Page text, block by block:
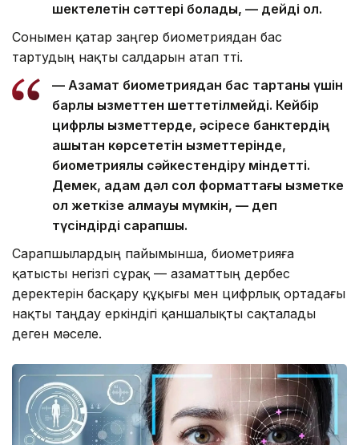
шектелетін сәттері болады, — дейді ол.
Сонымен қатар заңгер биометриядан бас
тартудың нақты салдарын атап өтті.
— Азамат биометриядан бас тартқаны үшін
барлық қызметтен шеттетілмейді. Кейбір
цифрлық қызметтерде, әсіресе банктердің
қашықтан көрсететін қызметтерінде,
биометриялық сәйкестендіру міндетті.
Демек, адам дәл сол форматтағы қызметке
қол жеткізе алмауы мүмкін, — деп
түсіндірді сарапшы.
Сарапшылардың пайымынша, биометрияға
қатысты негізгі сұрақ — азаматтың дербес
деректерін басқару құқығы мен цифрлық ортадағы
нақты таңдау еркіндігі қаншалықты сақталады
деген мәселе.